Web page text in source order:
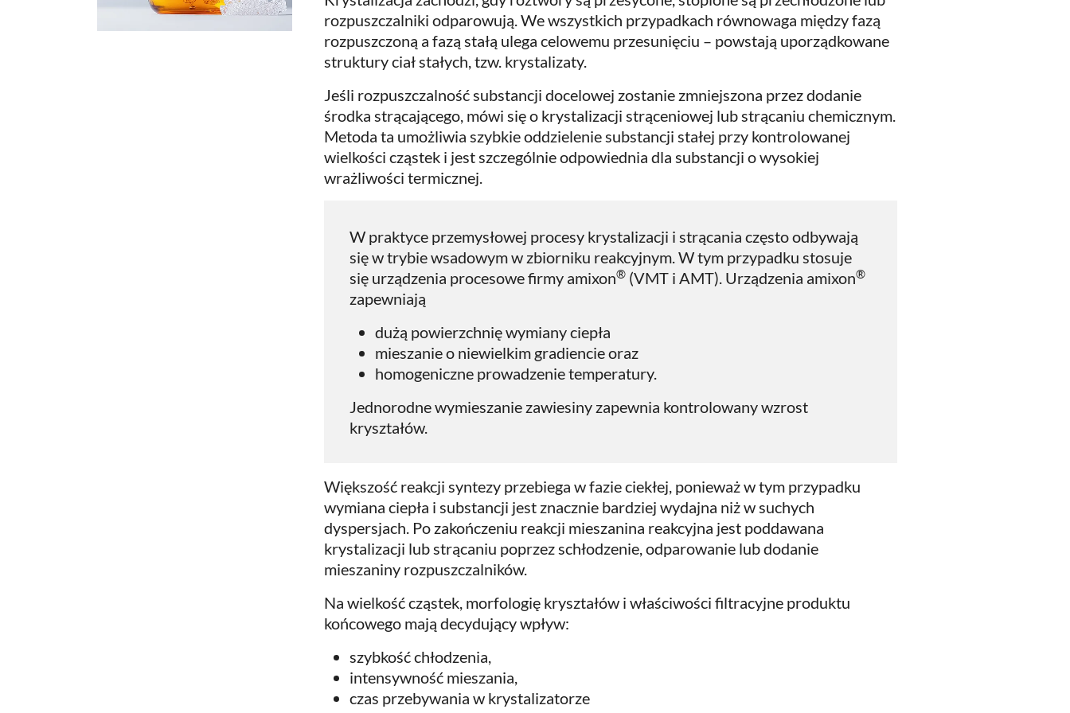
rozpuszczalniki odparowują. We wszystkich przypadkach równowaga między fazą
rozpuszczoną a fazą stałą ulega celowemu przesunięciu – powstają uporządkowane
struktury ciał stałych, tzw. krystalizaty.
Jeśli rozpuszczalność substancji docelowej zostanie zmniejszona przez dodanie
środka strącającego, mówi się o krystalizacji strąceniowej lub strącaniu chemicznym.
Metoda ta umożliwia szybkie oddzielenie substancji stałej przy kontrolowanej
wielkości cząstek i jest szczególnie odpowiednia dla substancji o wysokiej
wrażliwości termicznej.
W praktyce przemysłowej procesy krystalizacji i strącania często odbywają
się w trybie wsadowym w zbiorniku reakcyjnym. W tym przypadku stosuje
się urządzenia procesowe firmy amixon® (VMT i AMT). Urządzenia amixon®
zapewniają
dużą powierzchnię wymiany ciepła
mieszanie o niewielkim gradiencie oraz
homogeniczne prowadzenie temperatury.
Jednorodne wymieszanie zawiesiny zapewnia kontrolowany wzrost
kryształów.
Większość reakcji syntezy przebiega w fazie ciekłej, ponieważ w tym przypadku
wymiana ciepła i substancji jest znacznie bardziej wydajna niż w suchych
dyspersjach. Po zakończeniu reakcji mieszanina reakcyjna jest poddawana
krystalizacji lub strącaniu poprzez schłodzenie, odparowanie lub dodanie
mieszaniny rozpuszczalników.
Na wielkość cząstek, morfologię kryształów i właściwości filtracyjne produktu
końcowego mają decydujący wpływ:
szybkość chłodzenia,
intensywność mieszania,
czas przebywania w krystalizatorze